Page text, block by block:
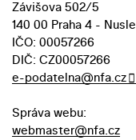
Závišova 502/5
140 00 Praha 4 - Nusle
IČO: 00057266
DIČ: CZ00057266
e-podatelna@nfa.cz
Správa webu:
webmaster@nfa.cz